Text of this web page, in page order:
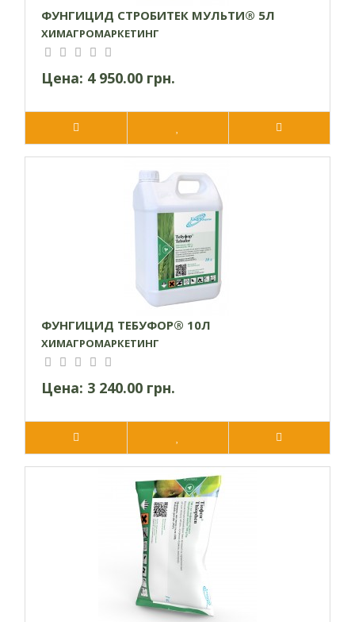
ФУНГИЦИД СТРОБИТЕК МУЛЬТИ® 5Л
ХИМАГРОМАРКЕТИНГ
Цена: 4 950.00 грн.
ФУНГИЦИД ТЕБУФОР® 10Л
ХИМАГРОМАРКЕТИНГ
Цена: 3 240.00 грн.